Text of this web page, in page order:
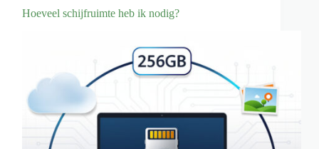
Hoeveel schijfruimte heb ik nodig?